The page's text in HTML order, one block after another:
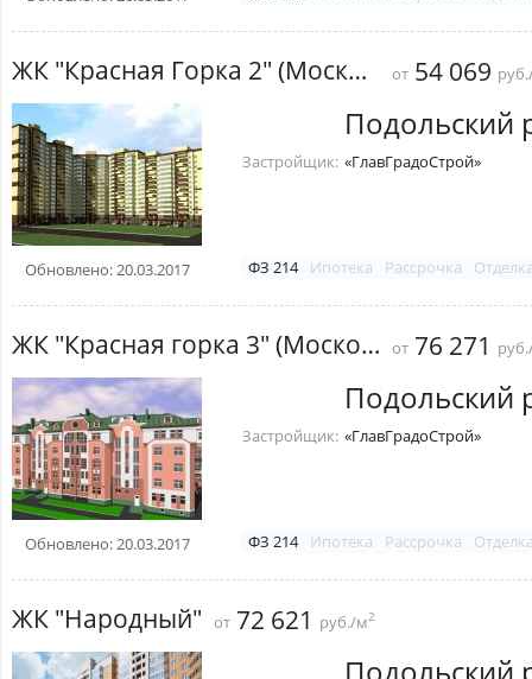
ЖК "Красная Горка 2" (Московский) от 54 069
Обновлено: 20.03.2017
Подольский
Застройщик: «ГлавГрадоСтрой»
ФЗ 214 Ипотека Рассрочка
ЖК "Красная горка 3" (Московский) от 76 271
Обновлено: 20.03.2017
Подольский
Застройщик: «ГлавГрадоСтрой»
ФЗ 214 Ипотека Рассрочка
ЖК "Народный" от 72 621 руб./м2
Подольский